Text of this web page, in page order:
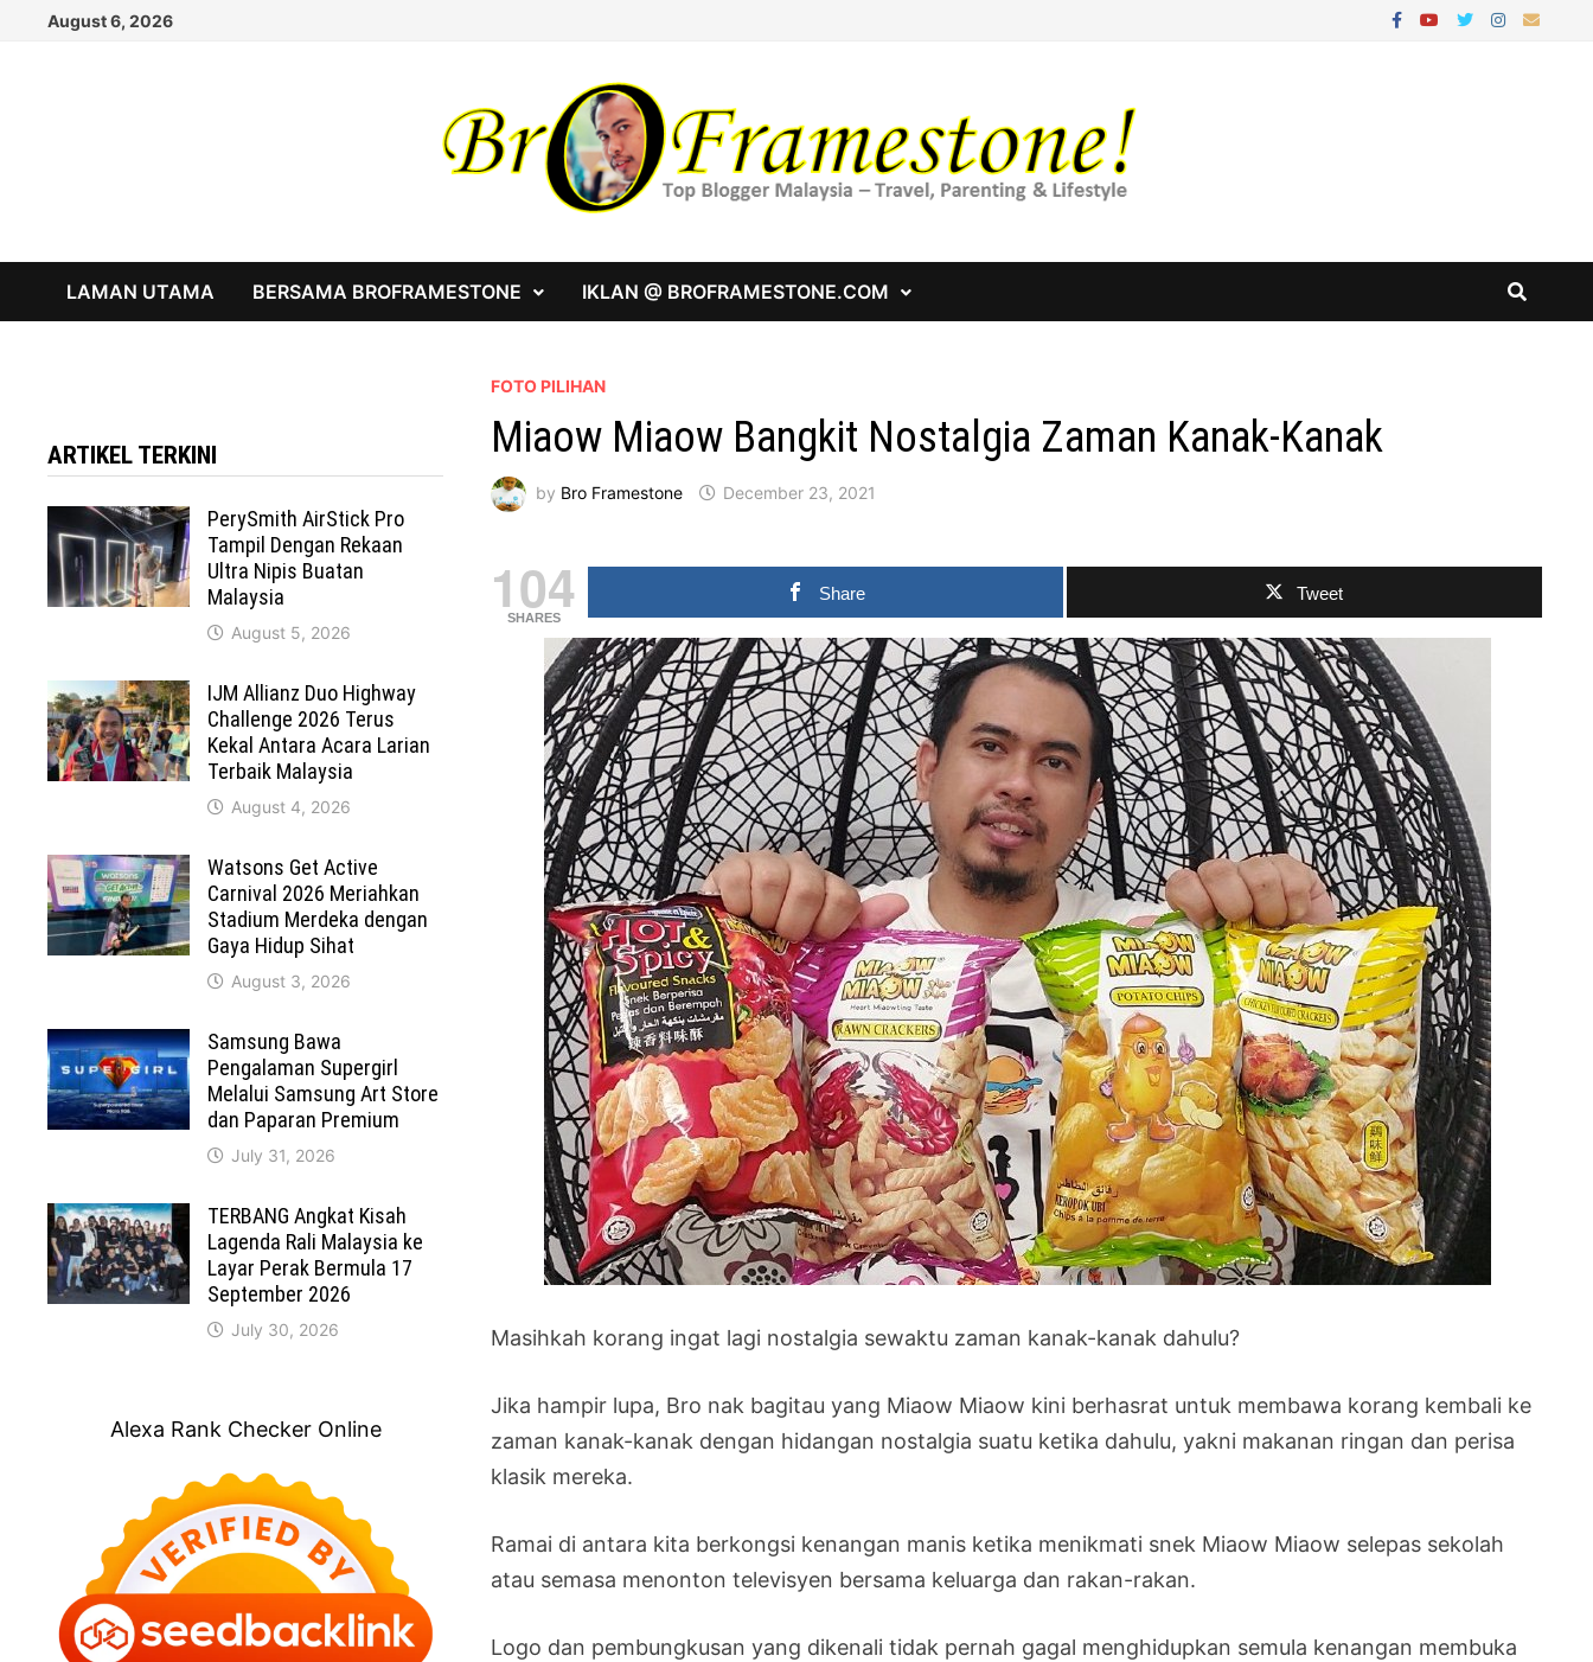
August 6, 2026
LAMAN UTAMA BERSAMA BROFRAMESTONE IKLAN @ BROFRAMESTONE.COM
FOTO PILIHAN
Miaow Miaow Bangkit Nostalgia Zaman Kanak-Kanak
by Bro Framestone December 23, 2021
104
SHARES
Share Tweet
Masihkah korang ingat lagi nostalgia sewaktu zaman kanak-kanak dahulu?
Jika hampir lupa, Bro nak bagitau yang Miaow Miaow kini berhasrat untuk membawa korang kembali ke
zaman kanak-kanak dengan hidangan nostalgia suatu ketika dahulu, yakni makanan ringan dan perisa
klasik mereka.
Ramai di antara kita berkongsi kenangan manis ketika menikmati snek Miaow Miaow selepas sekolah
atau semasa menonton televisyen bersama keluarga dan rakan-rakan.
Logo dan pembungkusan yang dikenali tidak pernah gagal menghidupkan semula kenangan membuka
ARTIKEL TERKINI
PerySmith AirStick Pro
Tampil Dengan Rekaan
Ultra Nipis Buatan
Malaysia
August 5, 2026
IJM Allianz Duo Highway
Challenge 2026 Terus
Kekal Antara Acara Larian
Terbaik Malaysia
August 4, 2026
Watsons Get Active
Carnival 2026 Meriahkan
Stadium Merdeka dengan
Gaya Hidup Sihat
August 3, 2026
Samsung Bawa
Pengalaman Supergirl
Melalui Samsung Art Store
dan Paparan Premium
July 31, 2026
TERBANG Angkat Kisah
Lagenda Rali Malaysia ke
Layar Perak Bermula 17
September 2026
July 30, 2026
Alexa Rank Checker Online